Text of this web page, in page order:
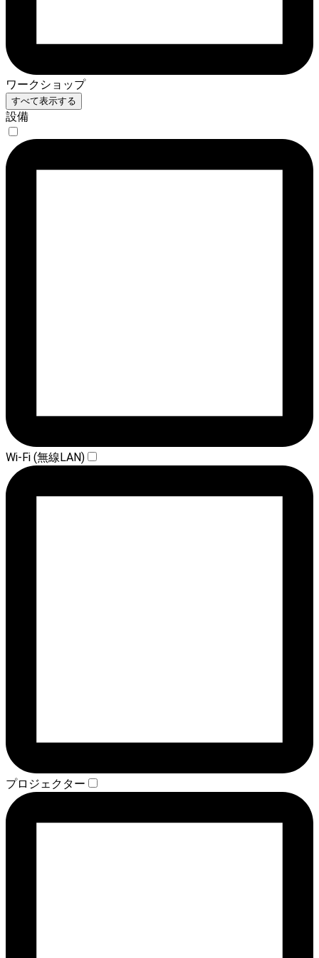
ワークショップ
すべて表示する
設備
Wi-Fi (無線LAN)
プロジェクター